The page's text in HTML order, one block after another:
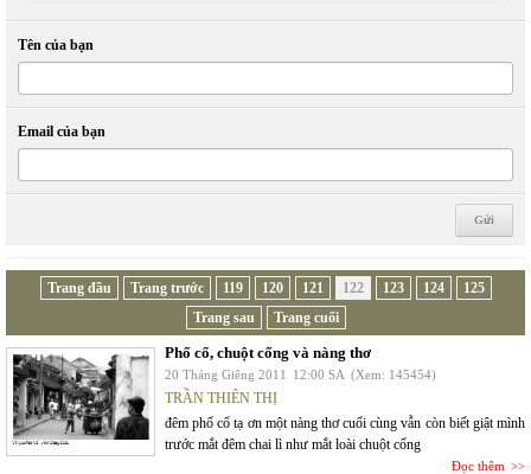
Tên của bạn
Email của bạn
Trang đầu Trang trước 119 120 121 122 123 124
125
Trang sau
Trang cuối
Phố cổ, chuột cống và nàng thơ
20 Tháng Giêng 2011 12:00 SA (Xem: 145454)
TRẦN THIÊN THỊ
đêm phố cổ tạ ơn một nàng thơ cuối cùng vẫn còn biết giật mình
trước mắt đêm chai lì như mắt loài chuột cống
Đọc thêm